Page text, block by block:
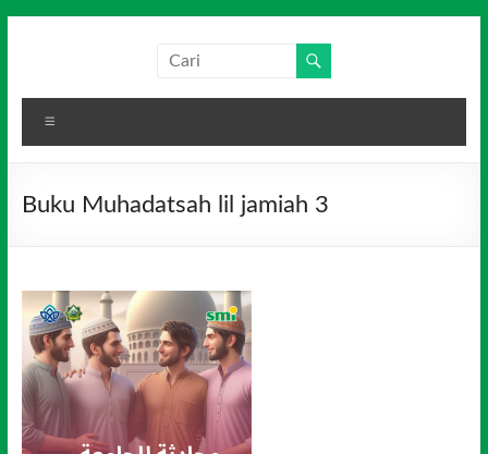
Media
Indonesia
Buku Muhadatsah lil jamiah 3